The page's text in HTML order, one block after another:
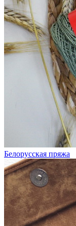
Белорусская пряжа